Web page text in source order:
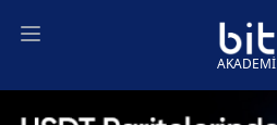
Open main menu
AKADEMİ